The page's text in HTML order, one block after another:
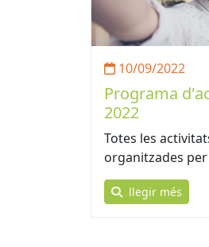
10/09/2022
Programa
2022
Totes les
organitzades
llegir més